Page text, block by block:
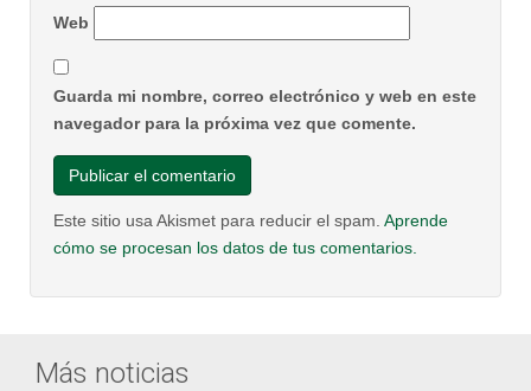
Web
Guarda mi nombre, correo electrónico y web en este
navegador para la próxima vez que comente.
Este sitio usa Akismet para reducir el spam. Aprende
cómo se procesan los datos de tus comentarios.
Más noticias